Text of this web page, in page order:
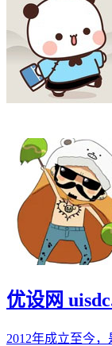
优设网
2012年成立至今